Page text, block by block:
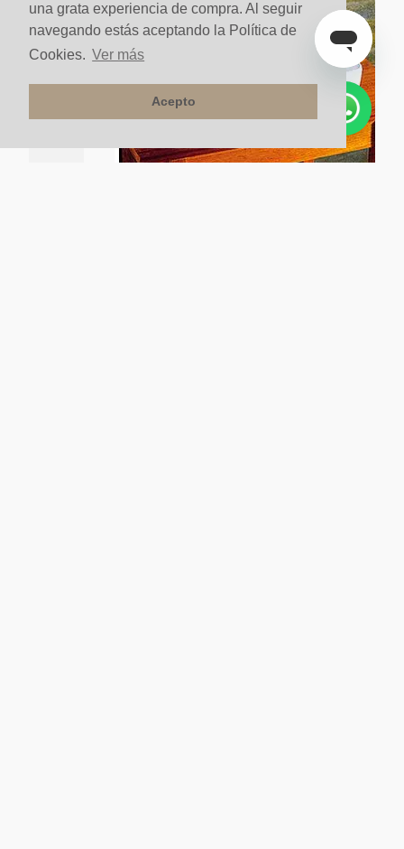
una grata experiencia de compra. Al seguir
navegando estás aceptando la Política de
Cookies. Ver más
Acepto